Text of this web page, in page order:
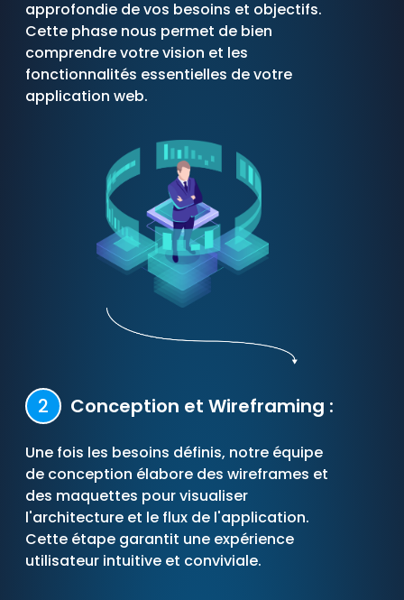
approfondie de vos besoins et objectifs.
Cette phase nous permet de bien
comprendre votre vision et les
fonctionnalités essentielles de votre
application web.
2 Conception et Wireframing :
Une fois les besoins définis, notre équipe
de conception élabore des wireframes et
des maquettes pour visualiser
l'architecture et le flux de l'application.
Cette étape garantit une expérience
utilisateur intuitive et conviviale.